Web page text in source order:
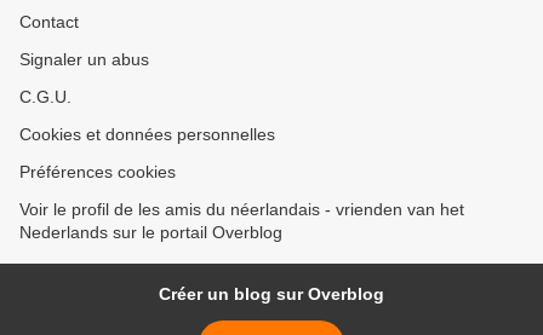
Contact
Signaler un abus
C.G.U.
Cookies et données personnelles
Préférences cookies
Voir le profil de les amis du néerlandais - vrienden van het
Nederlands sur le portail Overblog
Créer un blog sur Overblog